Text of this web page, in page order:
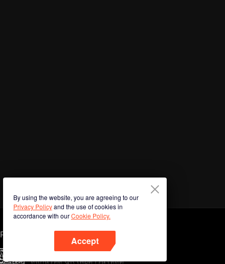
By using the website, you are agreeing to our
Privacy Policyand the use of cookies in
accordance with ourCookie Policy.
Accept
Phone
สแกนรหัส QR เพื่อดาวน์โหลด